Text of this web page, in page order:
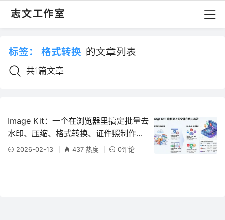
志文工作室
标签： 格式转换 的文章列表
共1篇文章
Image Kit：一个在浏览器里搞定批量去
水印、压缩、格式转换、证件照制作的
在线工具站
2026-02-13 437 热度 0评论